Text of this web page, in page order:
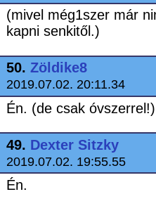
(mivel még1szer már
kapni senkitől.)
50. Zöldike8
2019.07.02. 20:11.34
Én. (de csak óvszerrel!)
49. Dexter Sitzky
2019.07.02. 19:55.55
Én.